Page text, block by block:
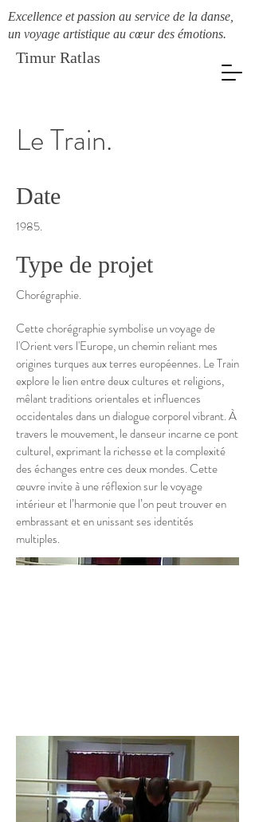
Timur Ratlas
Excellence et passion au service de la danse,
un voyage artistique au cœur des émotions.
Le Train.
Date
1985.
Type de projet
Chorégraphie.
Cette chorégraphie symbolise un voyage de
l'Orient vers l'Europe, un chemin reliant mes
origines turques aux terres européennes. Le Train
explore le lien entre deux cultures et religions,
mêlant traditions orientales et influences
occidentales dans un dialogue corporel vibrant. À
travers le mouvement, le danseur incarne ce pont
culturel, exprimant la richesse et la complexité
des échanges entre ces deux mondes. Cette
œuvre invite à une réflexion sur le voyage
intérieur et l’harmonie que l’on peut trouver en
embrassant et en unissant ses identités
multiples.